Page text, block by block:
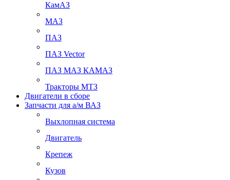
КамАЗ
МАЗ
ПАЗ
ПАЗ Vector
ПАЗ МАЗ КАМАЗ
Тракторы МТЗ
Двигатели в сборе
Запчасти для а/м ВАЗ
Выхлопная система
Двигатель
Крепеж
Кузов